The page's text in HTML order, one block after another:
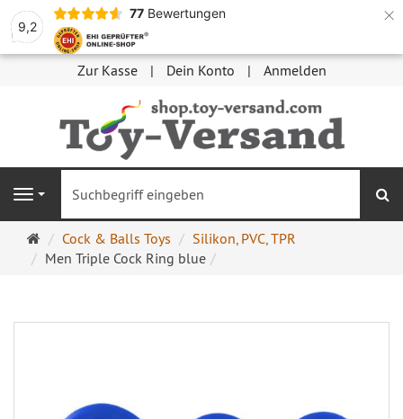
9,2
77 Bewertungen ×
Zur Kasse Dein Konto Anmelden
Navigation
Startseite
Cock & Balls Toys
Silikon, PVC, TPR
Men Triple Cock Ring blue